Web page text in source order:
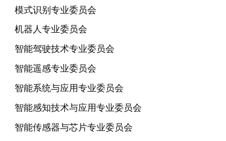
模式识别专业委员会
机器人专业委员会
智能驾驶技术专业委员会
智能遥感专业委员会
智能系统与应用专业委员会
智能感知技术与应用专业委员会
智能传感器与芯片专业委员会